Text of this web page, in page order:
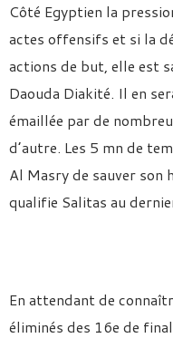
Côté Egyptien la
actes offensifs et si la
actions de but, elle est
Daouda Diakité. Il en
émaillée par de
d’autre. Les 5 mn de
Al Masry de sauver son
qualifie Salitas au
En attendant de
éliminés des 16e de